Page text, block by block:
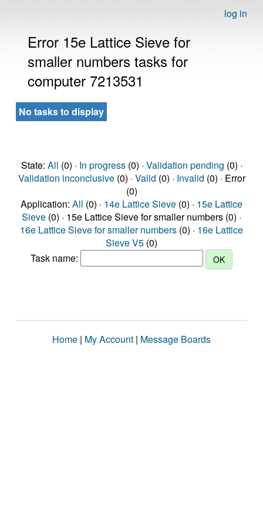
log in
Error 15e Lattice Sieve for
smaller numbers tasks for
computer 7213531
No tasks to display
State: All (0) · In progress(0) · Validation pending (0) ·
Validation inconclusive(0) · Valid (0) · Invalid (0) · Error
(0)
Application: All (0) · 14e Lattice Sieve (0) · 15e Lattice
Sieve (0) · 15e Lattice Sieve for smaller numbers (0) ·
16e Lattice Sieve for smaller numbers (0) · 16e Lattice
Sieve V5 (0)
Task name:
Home | My Account | Message Boards